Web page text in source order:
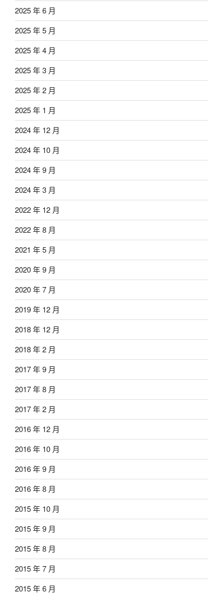
2025 年 6 月
2025 年 5 月
2025 年 4 月
2025 年 3 月
2025 年 2 月
2025 年 1 月
2024 年 12 月
2024 年 10 月
2024 年 9 月
2024 年 3 月
2022 年 12 月
2022 年 8 月
2021 年 5 月
2020 年 9 月
2020 年 7 月
2019 年 12 月
2018 年 12 月
2018 年 2 月
2017 年 9 月
2017 年 8 月
2017 年 2 月
2016 年 12 月
2016 年 10 月
2016 年 9 月
2016 年 8 月
2015 年 10 月
2015 年 9 月
2015 年 8 月
2015 年 7 月
2015 年 6 月